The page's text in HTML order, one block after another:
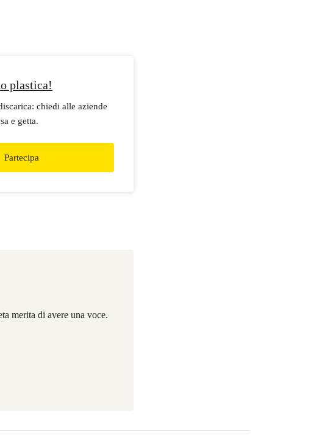
plastica!
chiedi alle aziende
e getta.
Partecipa
merita di avere una voce.